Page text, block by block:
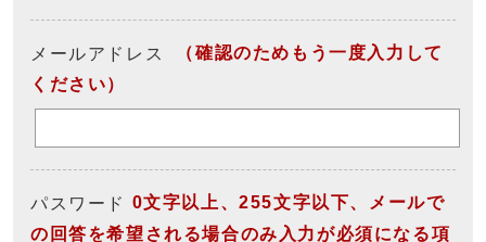
メールアドレス
（確認のためもう一度入力して
ください）
パスワード 0文字以上、255文字以下、メールで
の回答を希望される場合のみ入力が必須になる項